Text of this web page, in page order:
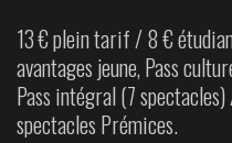
13 € plein tarif / 8 €
avantages jeune, Pass
Pass intégral (7
spectacles Prémices.